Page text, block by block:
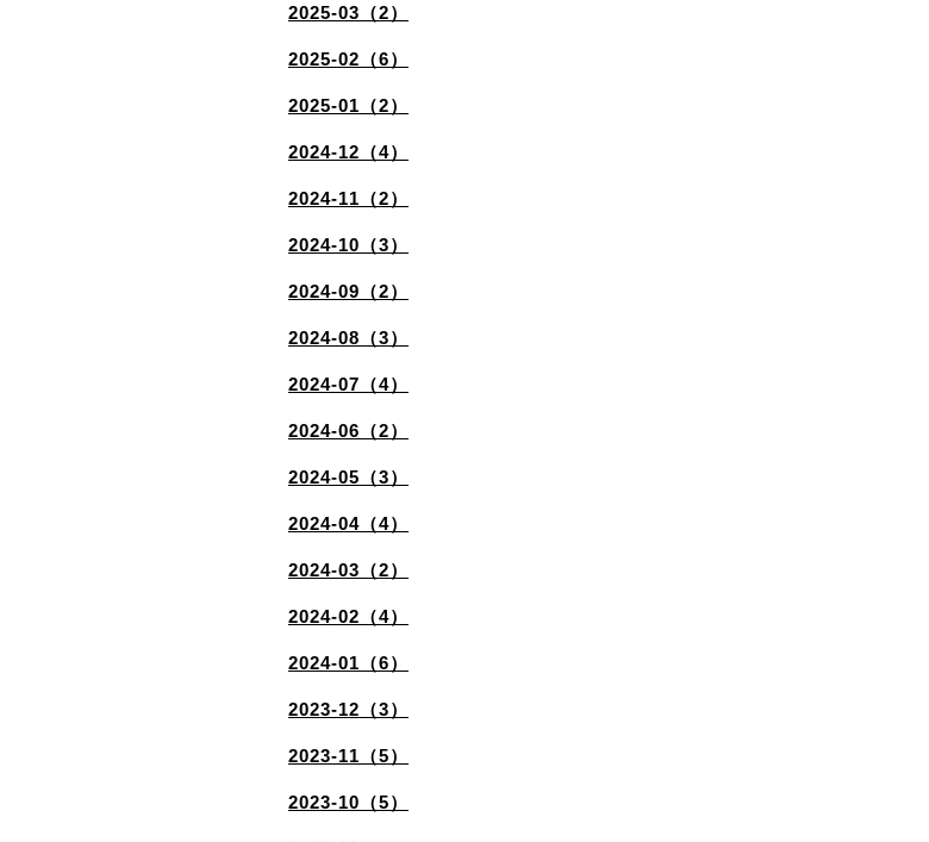
2025-03（2）
2025-02（6）
2025-01（2）
2024-12（4）
2024-11（2）
2024-10（3）
2024-09（2）
2024-08（3）
2024-07（4）
2024-06（2）
2024-05（3）
2024-04（4）
2024-03（2）
2024-02（4）
2024-01（6）
2023-12（3）
2023-11（5）
2023-10（5）